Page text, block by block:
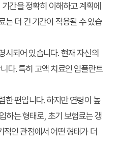
간을 정확히 이해하고 계획에
는 더 긴 기간이 적용될 수 있습
시되어 있습니다. 현재 자신의
다. 특히 고액 치료인 임플란트
한 편입니다. 하지만 연령이 높
하는 형태로, 초기 보험료는 갱
인 관점에서 어떤 형태가 더